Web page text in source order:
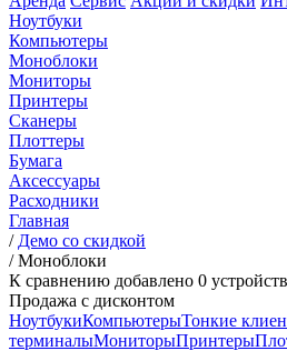
Ноутбуки
Компьютеры
Моноблоки
Мониторы
Принтеры
Сканеры
Плоттеры
Бумага
Аксессуары
Расходники
Главная
/ Демо со скидкой
/Моноблоки
К сравнению добавлено 0 устройств
Продажа с дисконтом
НоутбукиКомпьютерыТонкие
терминалыМониторыПринтеры